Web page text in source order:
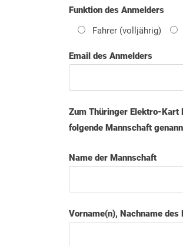
Funktion des Anmelders
Fahrer (volljährig)
Email des Anmelders
Zum Thüringer Elektro-
folgende Mannschaft
Name der Mannschaft
Vorname(n), Nachname des